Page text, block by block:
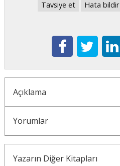
Tavsiye et Hata bildir
Açıklama
Yorumlar
Yazarın Diğer Kitapları